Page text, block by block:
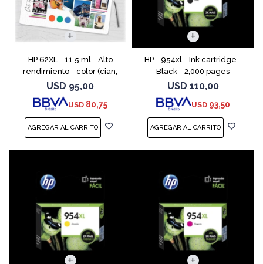
HP 62XL - 11.5 ml - Alto
rendimiento - color (cian,
magenta, amarillo) - original
- cartucho de tinta - para
ENVY 55XX, 56XX, 76
USD 95,00
USD 80,75
HP - 954xl - Ink cartridge -
Black - 2,000 pages
USD 110,00
USD 93,50